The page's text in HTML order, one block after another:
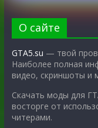
О сайте
GTA5.su — твой
Наиболее полная
видео, скриншоты и
Скачать моды для
восторге от
читерами.